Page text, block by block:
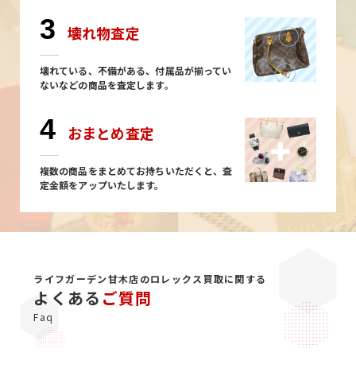
3 壊れ物査定
壊れている、不備がある、付属品が揃ってい
ないなどの商品を査定します。
4 おまとめ査定
複数の商品をまとめてお持ちいただくと、査
定金額をアップいたします。
ライフガーデン甘木店のロレックス買取に関する
よくある ご質問
Faq